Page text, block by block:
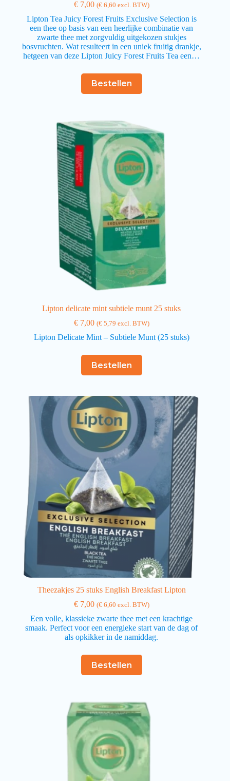
€7,00 (€6,60 excl. BTW)
Lipton Tea Juicy Forest Fruits Exclusive Selection is
een thee op basis van een heerlijke combinatie van
zwarte thee met zorgvuldig uitgekozen stukjes
bosvruchten. Wat resulteert in een uniek fruitig drankje,
hetgeen van deze Lipton Juicy Forest Fruits Tea een…
Bestellen
Lipton delicate mint subtiele munt 25 stuks
€7,00 (€5,79 excl. BTW)
Lipton Delicate Mint – Subtiele Munt (25 stuks)
Bestellen
Theezakjes 25 stuks English Breakfast Lipton
€7,00 (€6,60 excl. BTW)
Een volle, klassieke zwarte thee met een krachtige
smaak. Perfect voor een energieke start van de dag of
als opkikker in de namiddag.
Bestellen